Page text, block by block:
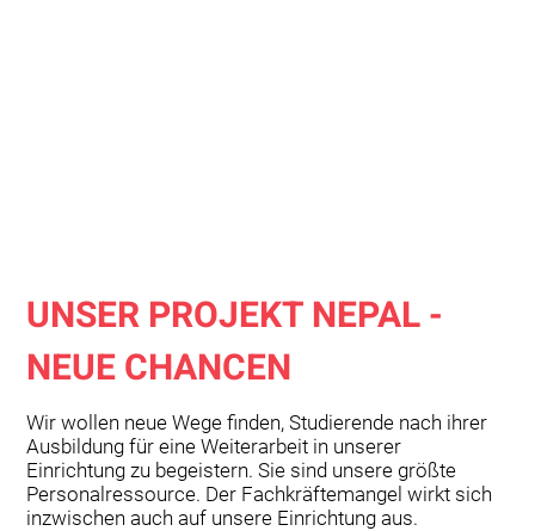
UNSER PROJEKT NEPAL -
NEUE CHANCEN
Wir wollen neue Wege finden, Studierende nach ihrer
Ausbildung für eine Weiterarbeit in unserer
Einrichtung zu begeistern. Sie sind unsere größte
Personalressource. Der Fachkräftemangel wirkt sich
inzwischen auch auf unsere Einrichtung aus.